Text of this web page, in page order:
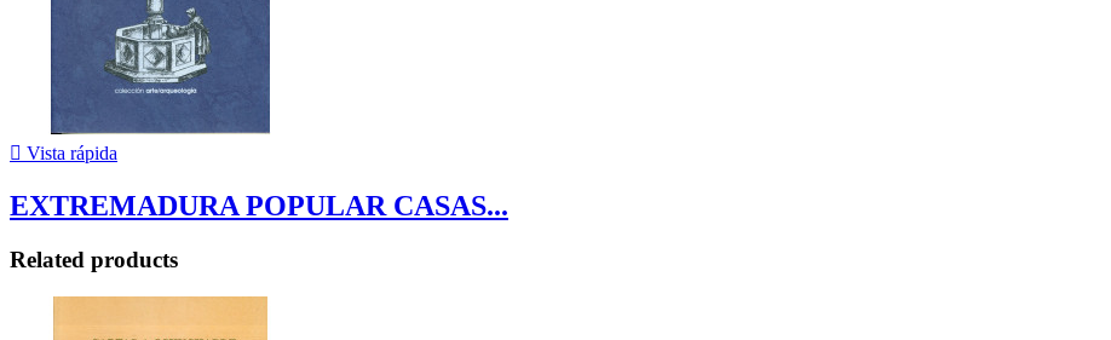
 Vista rápida
EXTREMADURA POPULAR CASAS...
Related products